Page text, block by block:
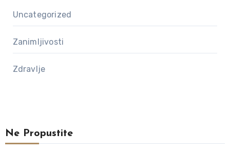
Uncategorized
Zanimljivosti
Zdravlje
Ne Propustite